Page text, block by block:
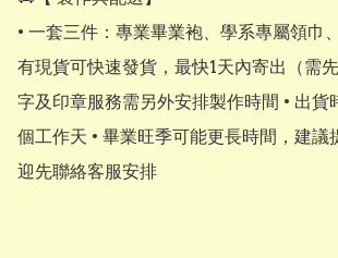
• 一套三件：專業畢業袍、學系專屬領巾
有現貨可快速發貨，最快1天內寄出（需
字及印章服務需另外安排製作時間 • 出貨
個工作天 • 畢業旺季可能更長時間，建議
迎先聯絡客服安排